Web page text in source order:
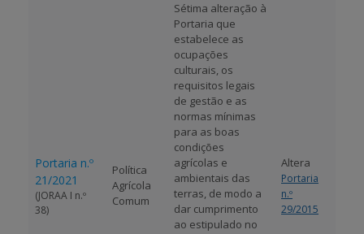
Portaria n.º
21/2021
(JORAA I n.º
38)
Política
Agrícola
Comum
Sétima alteração à
Portaria que
estabelece as
ocupações
culturais, os
requisitos legais
de gestão e as
normas mínimas
para as boas
condições
agrícolas e
ambientais das
terras, de modo a
dar cumprimento
ao estipulado no
Altera
Portaria
n.º
29/2015